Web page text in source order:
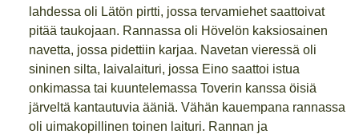
lahdessa oli Lätön pirtti, jossa tervamiehet saattoivat
pitää taukojaan. Rannassa oli Hövelön kaksiosainen
navetta, jossa pidettiin karjaa. Navetan vieressä oli
sininen silta, laivalaituri, jossa Eino saattoi istua
onkimassa tai kuuntelemassa Toverin kanssa öisiä
järveltä kantautuvia ääniä. Vähän kauempana rannassa
oli uimakopillinen toinen laituri. Rannan ja